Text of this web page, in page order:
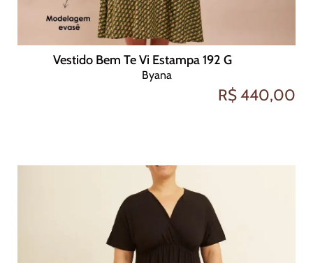
Vestido Bem Te Vi Estampa 192 G
Byana
R$ 440,00